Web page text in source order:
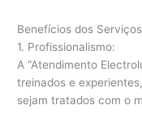
Benefícios dos
1. Profissionalismo:
A “Atendimento
treinados e
sejam tratados com o